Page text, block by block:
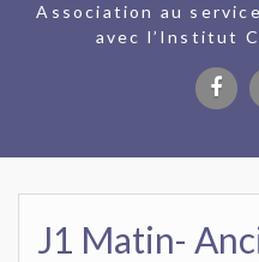
Association au
avec l’Institut
J1 Matin-